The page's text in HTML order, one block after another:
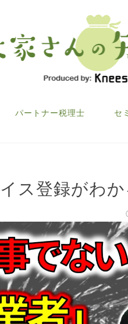
パートナー税理士 セ
ス登録がわか